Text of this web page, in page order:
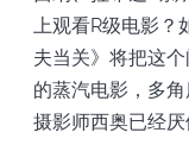
上观看R级电影？
夫当关》将把这
的蒸汽电影，多
摄影师西奥已经厌